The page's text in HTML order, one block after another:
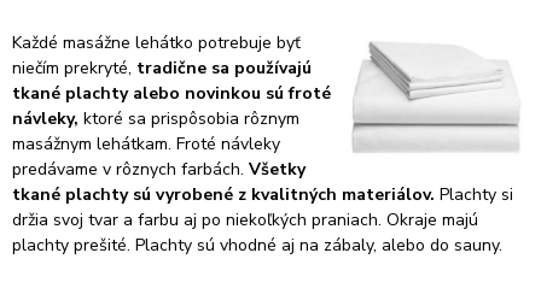
Každé masážne lehátko potrebuje byť
niečím prekryté, tradične sa používajú
tkané plachty alebo novinkou sú froté
návleky, ktoré sa prispôsobia rôznym
masážnym lehátkam. Froté návleky
predávame v rôznych farbách. Všetky
tkané plachty sú vyrobené z kvalitných materiálov. Plachty si
držia svoj tvar a farbu aj po niekoľkých praniach. Okraje majú
plachty prešité. Plachty sú vhodné aj na zábaly, alebo do sauny.